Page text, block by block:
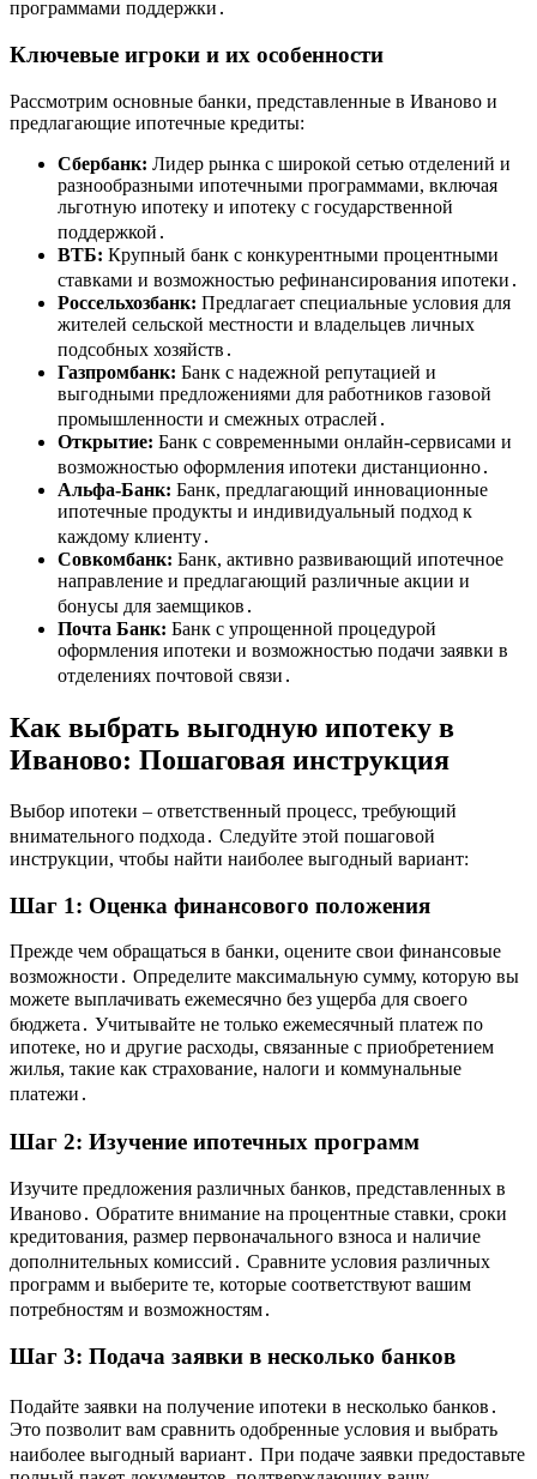
программами поддержки․
Ключевые игроки и их особенности
Рассмотрим основные банки, представленные в Иваново и
предлагающие ипотечные кредиты:
Сбербанк: Лидер рынка с широкой сетью отделений и
разнообразными ипотечными программами, включая
льготную ипотеку и ипотеку с государственной
поддержкой․
ВТБ: Крупный банк с конкурентными процентными
ставками и возможностью рефинансирования ипотеки․
Россельхозбанк: Предлагает специальные условия для
жителей сельской местности и владельцев личных
подсобных хозяйств․
Газпромбанк: Банк с надежной репутацией и
выгодными предложениями для работников газовой
промышленности и смежных отраслей․
Открытие: Банк с современными онлайн-сервисами и
возможностью оформления ипотеки дистанционно․
Альфа-Банк: Банк, предлагающий инновационные
ипотечные продукты и индивидуальный подход к
каждому клиенту․
Совкомбанк: Банк, активно развивающий ипотечное
направление и предлагающий различные акции и
бонусы для заемщиков․
Почта Банк: Банк с упрощенной процедурой
оформления ипотеки и возможностью подачи заявки в
отделениях почтовой связи․
Как выбрать выгодную ипотеку в
Иваново: Пошаговая инструкция
Выбор ипотеки – ответственный процесс, требующий
внимательного подхода․ Следуйте этой пошаговой
инструкции, чтобы найти наиболее выгодный вариант:
Шаг 1: Оценка финансового положения
Прежде чем обращаться в банки, оцените свои финансовые
возможности․ Определите максимальную сумму, которую вы
можете выплачивать ежемесячно без ущерба для своего
бюджета․ Учитывайте не только ежемесячный платеж по
ипотеке, но и другие расходы, связанные с приобретением
жилья, такие как страхование, налоги и коммунальные
платежи․
Шаг 2: Изучение ипотечных программ
Изучите предложения различных банков, представленных в
Иваново․ Обратите внимание на процентные ставки, сроки
кредитования, размер первоначального взноса и наличие
дополнительных комиссий․ Сравните условия различных
программ и выберите те, которые соответствуют вашим
потребностям и возможностям․
Шаг 3: Подача заявки в несколько банков
Подайте заявки на получение ипотеки в несколько банков․
Это позволит вам сравнить одобренные условия и выбрать
наиболее выгодный вариант․ При подаче заявки предоставьте